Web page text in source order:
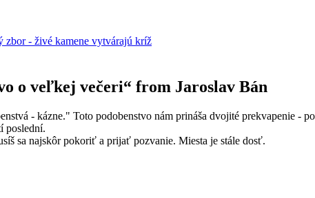
o veľkej večeri“ from Jaroslav Bán
- kázne." Toto podobenstvo nám prináša dvojité prekvapenie
poslední.
sa najskôr pokoriť a prijať pozvanie. Miesta je stále dosť.